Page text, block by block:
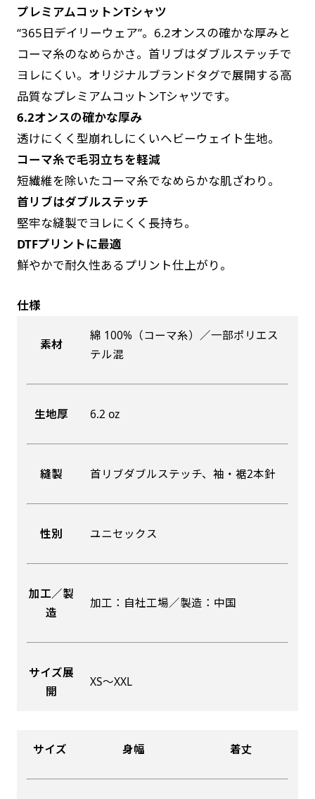
プレミアムコットンTシャツ
“365日デイリーウェア”。6.2オンスの確かな厚みと
コーマ糸のなめらかさ。首リブはダブルステッチで
ヨレにくい。オリジナルブランドタグで展開する高
品質なプレミアムコットンTシャツです。
6.2オンスの確かな厚み
透けにくく型崩れしにくいヘビーウェイト生地。
コーマ糸で毛羽立ちを軽減
短繊維を除いたコーマ糸でなめらかな肌ざわり。
首リブはダブルステッチ
堅牢な縫製でヨレにくく長持ち。
DTFプリントに最適
鮮やかで耐久性あるプリント仕上がり。
仕様
素材
綿 100%（コーマ糸）／一部ポリエス
テル混
生地厚 6.2 oz
縫製 首リブダブルステッチ、袖・裾2本針
性別 ユニセックス
加工／製
造
加工：自社工場／製造：中国
サイズ展
開
XS〜XXL
サイズ 身幅 着丈
す。かわいいい＆おしゃれなのぼりです。台はセ
ットでついてます。
ジャンボ(90x270)
遠くからでも視認しやすいジャンボサイズです。
駐車場などのスペースに余裕がある場所で大々的
に宣伝できます。
4mまたは5mのポールが必要です。
吊り下げ旗(30x42)
掛け軸のように吊り下げ式にします。上部に棒袋
際の装飾などにとてもお役立ち！
布A1ポスター(60x84)
のぼりだけでなく、ポスターも作れます。
のぼり旗と同じデザインで飾れば宣伝効果UP!
種のデザインを楽しむことができます。前からも
す。かわいいい＆おしゃれなのぼりです。台はセ
ットでついてます。
ジャンボ(270x90)
遠くからでも視認しやすいジャンボサイズです。
駐車場などのスペースに余裕がある場所で大々的
に宣伝できます。
4mまたは5mのポールが必要です。
吊り下げ旗(42x30)
掛け軸のように吊り下げ式にします。上部に棒袋
際の装飾などにとてもお役立ち！
布A1ポスター(84x60)
のぼりだけでなく、ポスターも作れます。
のぼり旗と同じデザインで飾れば宣伝効果UP!
長辺が180cm以内、短辺が60cm以内であれば自